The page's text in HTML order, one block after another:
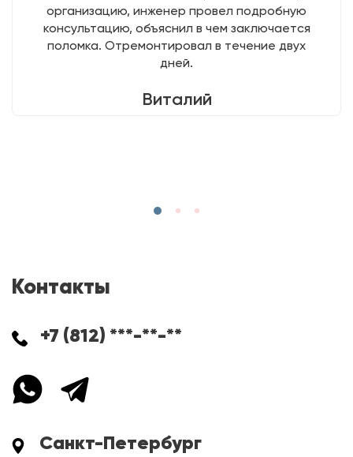
организацию, инженер провел подробную
консультацию, объяснил в чем заключается
поломка. Отремонтировал в течение двух
дней.
Виталий
Контакты
+7 (812) ***-**-**
Санкт-Петербург